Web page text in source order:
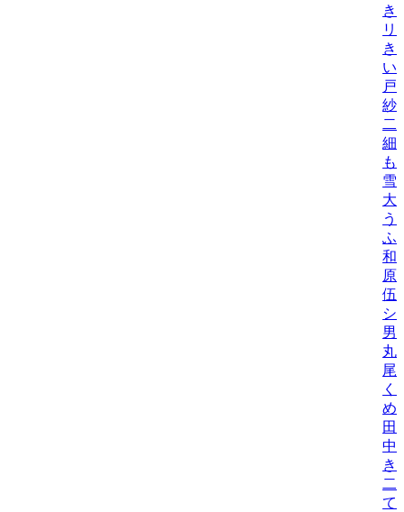
き
リ
き
い
戸
紗/
二
細
も
雪
大
う
ふ
和
原
伍/
シ
男
丸
尾
く
め
田
中
き
二
て